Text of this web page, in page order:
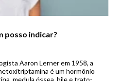
posso indicar?
Aaron Lerner em 1958, a
é um hormônio